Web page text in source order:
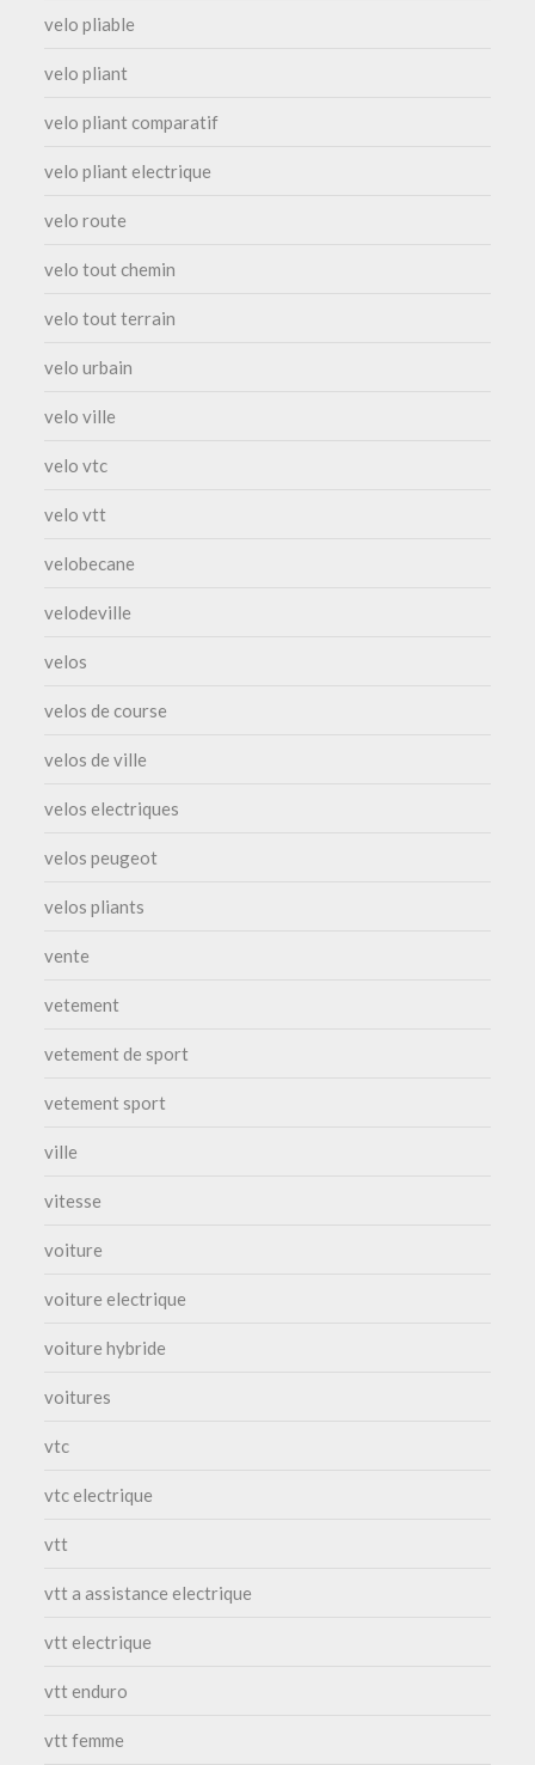
velo pliable
velo pliant
velo pliant comparatif
velo pliant electrique
velo route
velo tout chemin
velo tout terrain
velo urbain
velo ville
velo vtc
velo vtt
velobecane
velodeville
velos
velos de course
velos de ville
velos electriques
velos peugeot
velos pliants
vente
vetement
vetement de sport
vetement sport
ville
vitesse
voiture
voiture electrique
voiture hybride
voitures
vtc
vtc electrique
vtt
vtt a assistance electrique
vtt electrique
vtt enduro
vtt femme